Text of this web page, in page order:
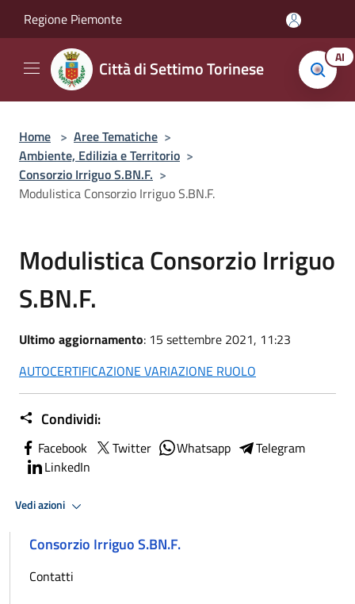
Regione Piemonte
Città di Settimo Torinese AI
Home > Aree Tematiche >
Ambiente, Edilizia e Territorio >
Consorzio Irriguo S.BN.F. >
Modulistica Consorzio Irriguo S.BN.F.
Modulistica Consorzio Irriguo
S.BN.F.
Ultimo aggiornamento: 15 settembre 2021, 11:23
AUTOCERTIFICAZIONE VARIAZIONE RUOLO
Condividi:
Facebook Twitter Whatsapp
Telegram
LinkedIn
Vedi azioni
Consorzio Irriguo S.BN.F.
Contatti